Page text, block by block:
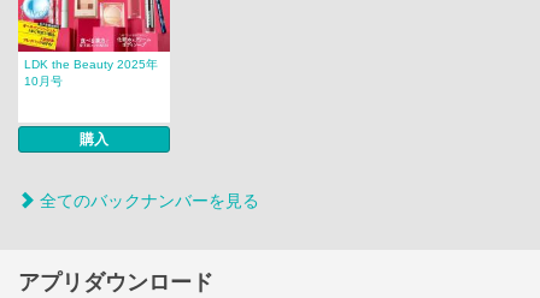
LDK the Beauty 2025年
10月号
購入
全てのバックナンバーを見る
アプリダウンロード